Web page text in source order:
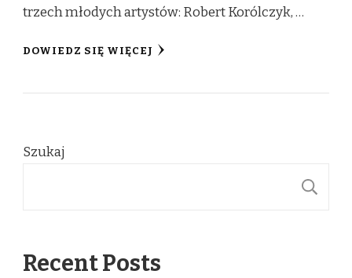
trzech młodych artystów: Robert Korólczyk, …
DOWIEDZ SIĘ WIĘCEJ
Szukaj
Recent Posts